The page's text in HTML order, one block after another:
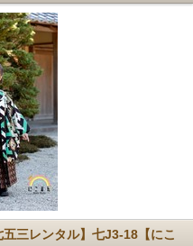
五三レンタル】七J3-18【にこ